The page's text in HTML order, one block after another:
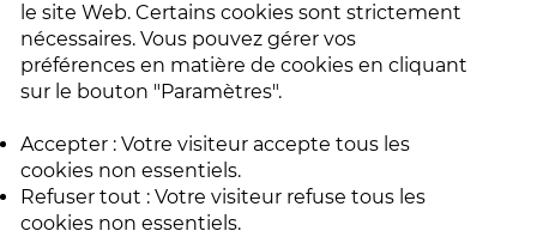
le site Web. Certains cookies sont strictement
nécessaires. Vous pouvez gérer vos
préférences en matière de cookies en cliquant
sur le bouton "Paramètres".
Accepter : Votre visiteur accepte tous les
cookies non essentiels.
Refuser tout : Votre visiteur refuse tous les
cookies non essentiels.